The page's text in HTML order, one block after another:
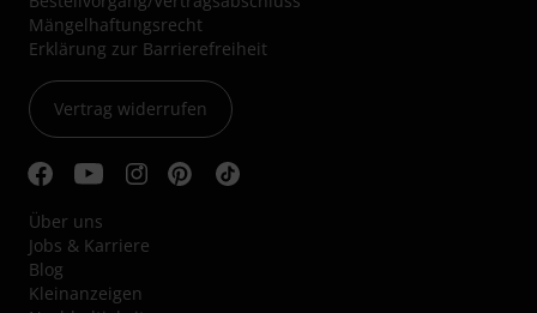
Mängelhaftungsrecht
Erklärung zur Barrierefreiheit
Vertrag widerrufen
Über uns
Jobs & Karriere
Blog
Kleinanzeigen